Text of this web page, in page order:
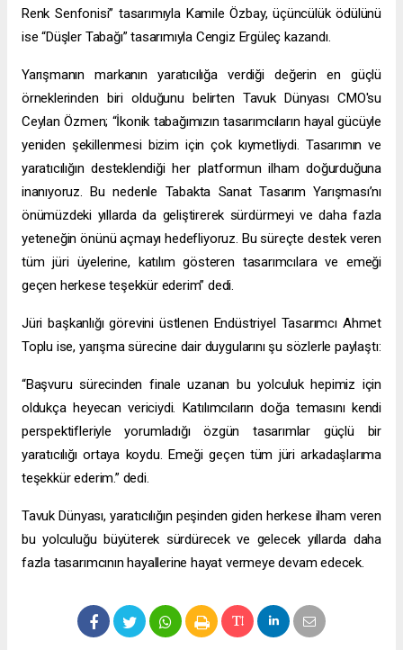
Renk Senfonisi” tasarımıyla Kamile Özbay, üçüncülük ödülünü
ise “Düşler Tabağı” tasarımıyla Cengiz Ergüleç kazandı.
Yarışmanın markanın yaratıcılığa verdiği değerin en güçlü
örneklerinden biri olduğunu belirten Tavuk Dünyası CMO'su
Ceylan Özmen; “İkonik tabağımızın tasarımcıların hayal gücüyle
yeniden şekillenmesi bizim için çok kıymetliydi. Tasarımın ve
yaratıcılığın desteklendiği her platformun ilham doğurduğuna
inanıyoruz. Bu nedenle Tabakta Sanat Tasarım Yarışması’nı
önümüzdeki yıllarda da geliştirerek sürdürmeyi ve daha fazla
yeteneğin önünü açmayı hedefliyoruz. Bu süreçte destek veren
tüm jüri üyelerine, katılım gösteren tasarımcılara ve emeği
geçen herkese teşekkür ederim” dedi.
Jüri başkanlığı görevini üstlenen Endüstriyel Tasarımcı Ahmet
Toplu ise, yarışma sürecine dair duygularını şu sözlerle paylaştı:
“Başvuru sürecinden finale uzanan bu yolculuk hepimiz için
oldukça heyecan vericiydi. Katılımcıların doğa temasını kendi
perspektifleriyle yorumladığı özgün tasarımlar güçlü bir
yaratıcılığı ortaya koydu. Emeği geçen tüm jüri arkadaşlarıma
teşekkür ederim.” dedi.
Tavuk Dünyası, yaratıcılığın peşinden giden herkese ilham veren
bu yolculuğu büyüterek sürdürecek ve gelecek yıllarda daha
fazla tasarımcının hayallerine hayat vermeye devam edecek.